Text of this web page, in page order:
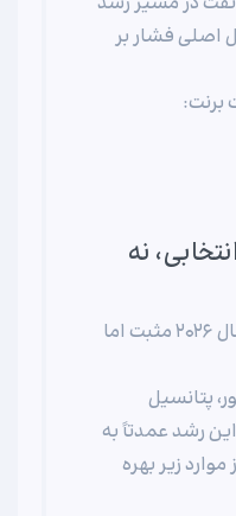
اصلی فشار بر
نه
چشم‌انداز سهام جهانی در سال ۲۰۲۶ مثبت اما
پتانسیل
رشد عمدتاً به
زیر بهره